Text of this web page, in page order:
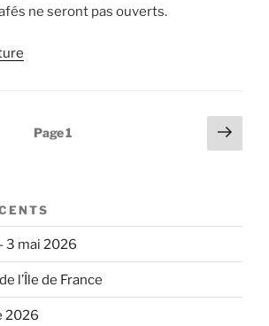
ne seront pas ouverts.
vélo
300
Tour
de
Paris »
Page1
Page
3 mai 2026
l’Île de France
2026